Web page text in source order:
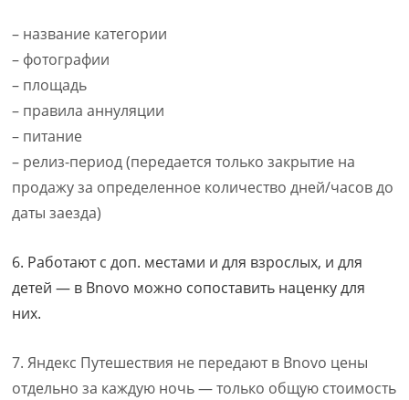
– название категории
– фотографии
– площадь
– правила аннуляции
– питание
– релиз-период (передается только закрытие на
продажу за определенное количество дней/часов до
даты заезда)
6. Работают с доп. местами и для взрослых, и для
детей — в Bnovo можно сопоставить наценку для
них.
7. Яндекс Путешествия не передают в Bnovo цены
отдельно за каждую ночь — только общую стоимость